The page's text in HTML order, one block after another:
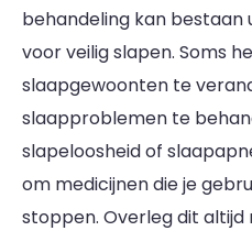
behandeling kan bestaan
voor veilig slapen. Soms
slaapgewoonten te
slaapproblemen te
slapeloosheid of
om medicijnen die je
stoppen. Overleg dit altijd